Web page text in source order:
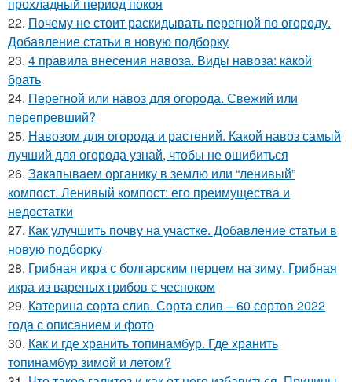
22. Почему не стоит раскидывать перегной по огороду.
Добавление статьи в новую подборку
23. 4 правила внесения навоза. Виды навоза: какой
брать
24. Перегной или навоз для огорода. Свежий или
перепревший?
25. Навозом для огорода и растений. Какой навоз самый
лучший для огорода узнай, чтобы не ошибиться
26. Закапываем органику в землю или “ленивый”
компост. Ленивый компост: его преимущества и
недостатки
27. Как улучшить почву на участке. Добавление статьи в
новую подборку
28. Грибная икра с болгарским перцем на зиму. Грибная
икра из вареных грибов с чесноком
29. Катерина сорта слив. Сорта слив – 60 сортов 2022
года с описанием и фото
30. Как и где хранить топинамбур. Где хранить
топинамбур зимой и летом?